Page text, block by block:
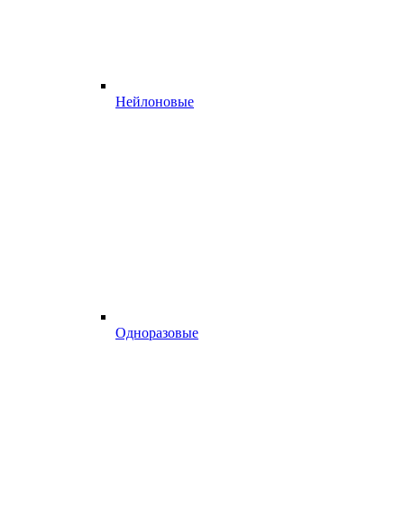
Нейлоновые
Одноразовые